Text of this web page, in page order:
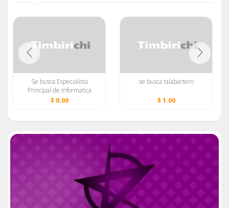
Se busca Especialista
Principal de Informatica
$ 0.00
se busca talabartero
$ 1.00